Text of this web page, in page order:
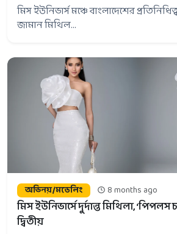
মিস ইউনিভার্স মঞ্চে বাংলাদেশের
জামান মিথিল...
অভিনয়/মডেলিং 8 months ago
মিস ইউনিভার্সে দুর্দান্ত মিথিলা,
দ্বিতীয়